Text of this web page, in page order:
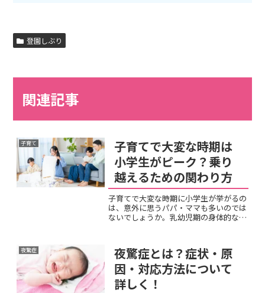
登園しぶり
関連記事
子育て
子育てで大変な時期は
小学生がピーク？乗り
越えるための関わり方
子育てで大変な時期に小学生が挙がるの
は、意外に思うパパ・ママも多いのでは
ないでしょうか。乳幼児期の身体的な消
なぜこの時期の親子関係がこれほど難し
く感じるのか、脳科学の視...
夜驚症
夜驚症とは？症状・原
因・対応方法について
詳しく！